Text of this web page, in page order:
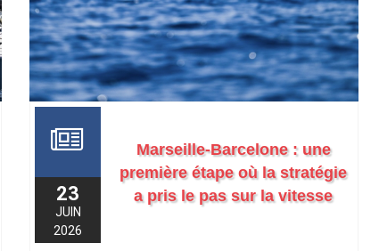
23
JUIN
2026
Marseille-Barcelone : une
première étape où la stratégie
a pris le pas sur la vitesse